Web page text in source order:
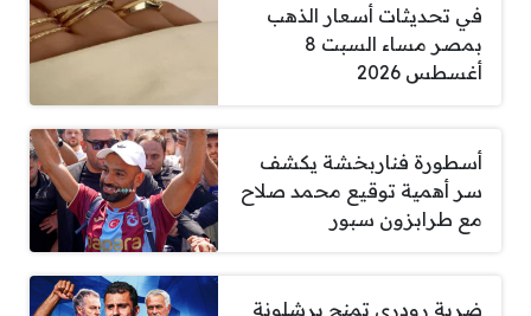
في تحديثات أسعار الذهب
بمصر مساء السبت 8
أغسطس 2026
أسطورة فناربخشة يكشف
سر أهمية توقيع محمد صلاح
مع طرابزون سبور
ضربة رودري تمنح برشلونة